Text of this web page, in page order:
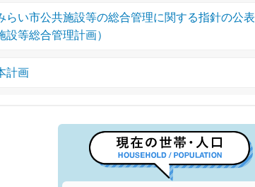
らい市公共施設等の総合管理に関する指針の公表
設等総合管理計画）
計画